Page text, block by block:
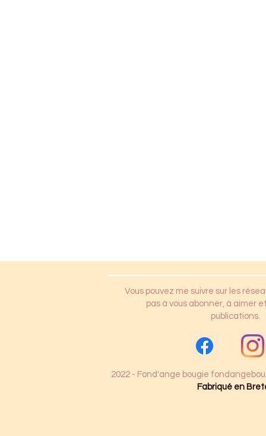
Vous pouvez me suivre sur les
pas à vous abonner, à aimer
publications.
2022 - Fond'ange bougie
Fabriqué en